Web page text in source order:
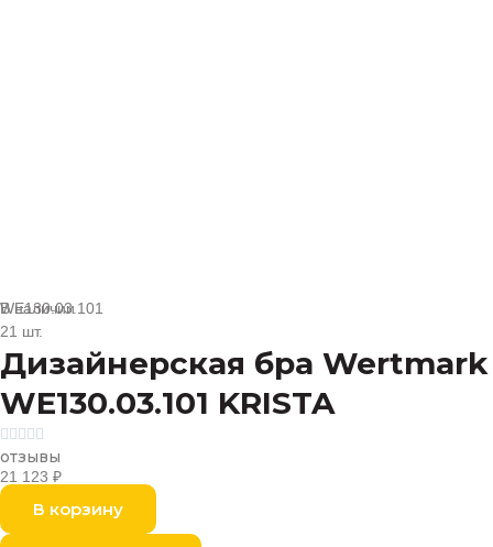
В наличии
21 шт.
Дизайнерская бра Wertmark
WE130.03.101 KRISTA
WE130.03.101
    
отзывы
21 123 ₽
В корзину